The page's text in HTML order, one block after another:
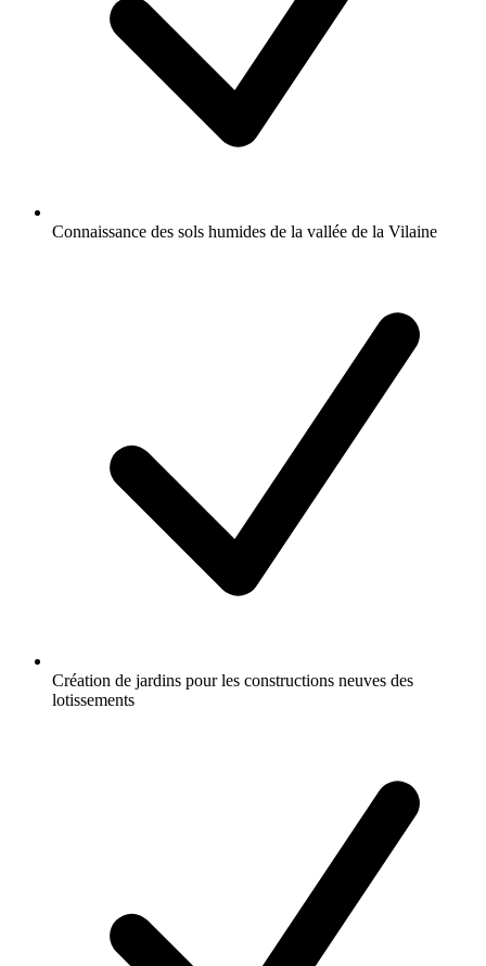
Connaissance des sols humides de la vallée de la Vilaine
Création de jardins pour les constructions neuves des
lotissements